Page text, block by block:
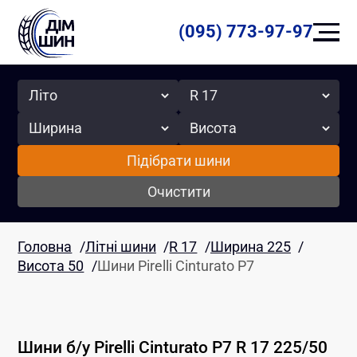
(095) 773-97-97
Сезон Радіус
Ширина Висота
Підібрати шини
Очистити
Головна /Літні шини /R 17 /Ширина 225 /
Висота 50 /Шини Pirelli Cinturato P7
Шини б/у Pirelli Cinturato P7 R 17 225/50